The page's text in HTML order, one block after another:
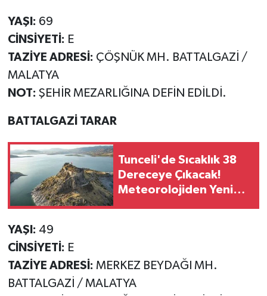
YAŞI: 69
CİNSİYETİ: E
TAZİYE ADRESİ: ÇÖŞNÜK MH. BATTALGAZİ /
MALATYA
NOT: ŞEHİR MEZARLIĞINA DEFİN EDİLDİ.
BATTALGAZİ TARAR
Tunceli'de Sıcaklık 38
Dereceye Çıkacak!
Meteorolojiden Yeni
YAŞI: 49
CİNSİYETİ: E
TAZİYE ADRESİ: MERKEZ BEYDAĞI MH.
BATTALGAZİ / MALATYA